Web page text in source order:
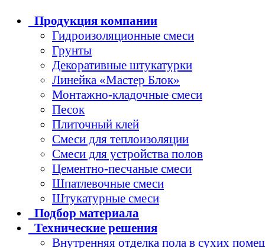
Продукция компании
Гидроизоляционные смеси
Грунты
Декоративные штукатурки
Линейка «Мастер Блок»
Монтажно-кладочные смеси
Песок
Плиточный клей
Смеси для теплоизоляции
Смеси для устройства полов
Цементно-песчаные смеси
Шпатлевочные смеси
Штукатурные смеси
Подбор материала
Технические решения
Внутренняя отделка пола в сухих